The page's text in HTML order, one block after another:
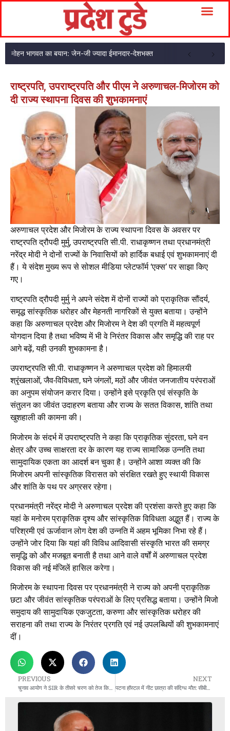
मोहन भागवत का बयान: जेन-जी ज्यादा ईमानदार-देशभक्त
राष्ट्रपति, उपराष्ट्रपति और पीएम ने अरुणाचल-मिजोरम को
दी राज्य स्थापना दिवस की शुभकामनाएं
अरुणाचल प्रदेश और मिजोरम के राज्य स्थापना दिवस के अवसर पर
राष्ट्रपति द्रौपदी मुर्मु, उपराष्ट्रपति सी.पी. राधाकृष्णन तथा प्रधानमंत्री
नरेंद्र मोदी ने दोनों राज्यों के निवासियों को हार्दिक बधाई एवं शुभकामनाएं दी
हैं। ये संदेश मुख्य रूप से सोशल मीडिया प्लेटफॉर्म ‘एक्स’ पर साझा किए
गए।
राष्ट्रपति द्रौपदी मुर्मु ने अपने संदेश में दोनों राज्यों को प्राकृतिक सौंदर्य,
समृद्ध सांस्कृतिक धरोहर और मेहनती नागरिकों से युक्त बताया। उन्होंने
कहा कि अरुणाचल प्रदेश और मिजोरम ने देश की प्रगति में महत्वपूर्ण
योगदान दिया है तथा भविष्य में भी वे निरंतर विकास और समृद्धि की राह पर
आगे बढ़ें, यही उनकी शुभकामना है।
उपराष्ट्रपति सी.पी. राधाकृष्णन ने अरुणाचल प्रदेश को हिमालयी
श्रृंखलाओं, जैव-विविधता, घने जंगलों, मठों और जीवंत जनजातीय परंपराओं
का अनुपम संयोजन करार दिया। उन्होंने इसे प्रकृति एवं संस्कृति के
संतुलन का जीवंत उदाहरण बताया और राज्य के सतत विकास, शांति तथा
खुशहाली की कामना की।
मिजोरम के संदर्भ में उपराष्ट्रपति ने कहा कि प्राकृतिक सुंदरता, घने वन
क्षेत्र और उच्च साक्षरता दर के कारण यह राज्य सामाजिक उन्नति तथा
सामुदायिक एकता का आदर्श बन चुका है। उन्होंने आशा व्यक्त की कि
मिजोरम अपनी सांस्कृतिक विरासत को संरक्षित रखते हुए स्थायी विकास
और शांति के पथ पर अग्रसर रहेगा।
प्रधानमंत्री नरेंद्र मोदी ने अरुणाचल प्रदेश की प्रशंसा करते हुए कहा कि
यहां के मनोरम प्राकृतिक दृश्य और सांस्कृतिक विविधता अद्भुत हैं। राज्य के
परिश्रमी एवं ऊर्जावान लोग देश की उन्नति में अहम भूमिका निभा रहे हैं।
उन्होंने जोर दिया कि यहां की विविध आदिवासी संस्कृति भारत की समग्र
समृद्धि को और मजबूत बनाती है तथा आने वाले वर्षों में अरुणाचल प्रदेश
विकास की नई मंजिलें हासिल करेगा।
मिजोरम के स्थापना दिवस पर प्रधानमंत्री ने राज्य को अपनी प्राकृतिक
छटा और जीवंत सांस्कृतिक परंपराओं के लिए प्रसिद्ध बताया। उन्होंने मिजो
समुदाय की सामुदायिक एकजुटता, करुणा और सांस्कृतिक धरोहर की
सराहना की तथा राज्य के निरंतर प्रगति एवं नई उपलब्धियों की शुभकामनाएं
दीं।
PREVIOUS
चुनाव आयोग ने SIR के तीसरे चरण को तेज किया, 22 राज्य शामिल
NEXT
पटना हॉस्टल में नीट छात्रा की संदिग्ध मौत: सीबीआई ने तेज की जांच, हॉस्टल संचालिका पर बढ़ा शक